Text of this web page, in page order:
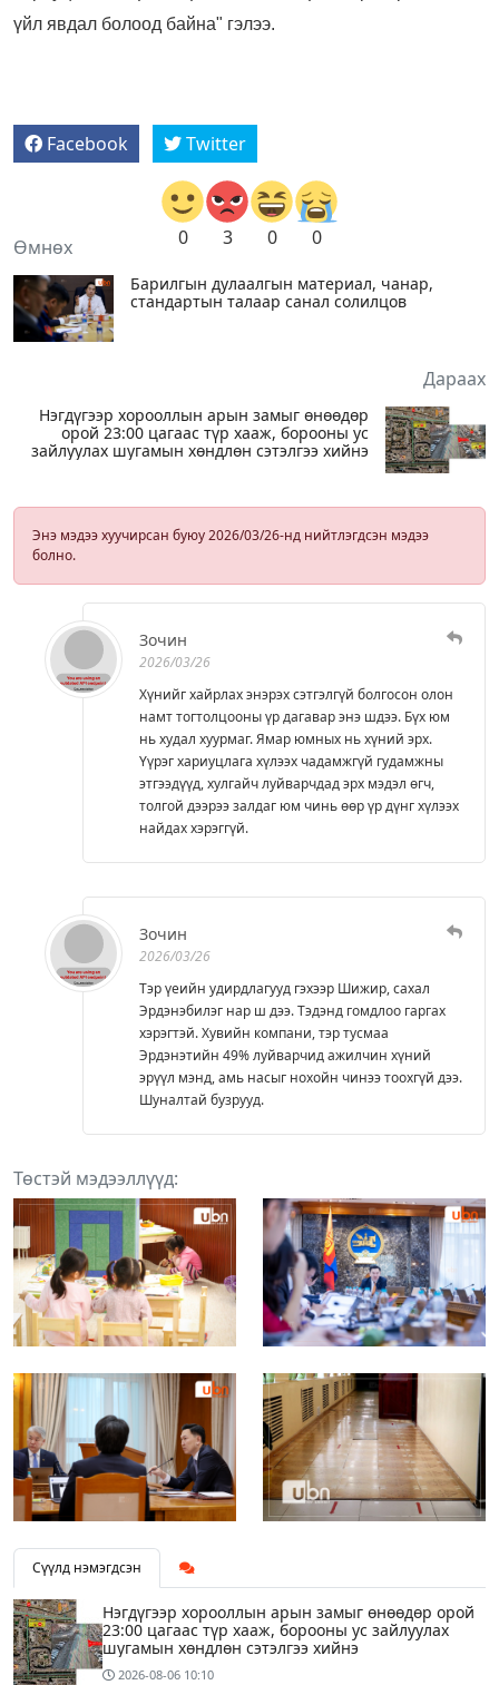
үйл явдал болоод байна" гэлээ.
Facebook Twitter
0 3 0 0
Өмнөх
Барилгын дулаалгын материал, чанар,
стандартын талаар санал солилцов
Дараах
Нэгдүгээр хорооллын арын замыг өнөөдөр
орой 23:00 цагаас түр хааж, борооны ус
зайлуулах шугамын хөндлөн сэтэлгээ хийнэ
Энэ мэдээ хуучирсан буюу 2026/03/26-нд нийтлэгдсэн мэдээ
болно.
Зочин
2026/03/26
Хүнийг хайрлах энэрэх сэтгэлгүй болгосон олон
намт тогтолцооны үр дагавар энэ шдээ. Бүх юм
нь худал хуурмаг. Ямар юмных нь хүний эрх.
Үүрэг хариуцлага хүлээх чадамжгүй гудамжны
этгээдүүд, хулгайч луйварчдад эрх мэдэл өгч,
толгой дээрээ залдаг юм чинь өөр үр дүнг хүлээх
найдах хэрэггүй.
Зочин
2026/03/26
Тэр үеийн удирдлагууд гэхээр Шижир, сахал
Эрдэнэбилэг нар ш дээ. Тэдэнд гомдлоо гаргах
хэрэгтэй. Хувийн компани, тэр тусмаа
Эрдэнэтийн 49% луйварчид ажилчин хүний
эрүүл мэнд, амь насыг нохойн чинээ тоохгүй дээ.
Шуналтай бузрууд.
Төстэй мэдээллүүд:
Сүүлд нэмэгдсэн
Нэгдүгээр хорооллын арын замыг өнөөдөр орой
23:00 цагаас түр хааж, борооны ус зайлуулах
шугамын хөндлөн сэтэлгээ хийнэ
2026-08-06 10:10